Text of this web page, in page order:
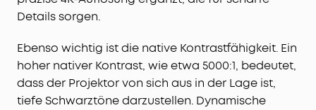
Details sorgen.
Ebenso wichtig ist die native Kontrastfähigkeit. Ein
hoher nativer Kontrast, wie etwa 5000:1, bedeutet,
dass der Projektor von sich aus in der Lage ist,
tiefe Schwarztöne darzustellen. Dynamische